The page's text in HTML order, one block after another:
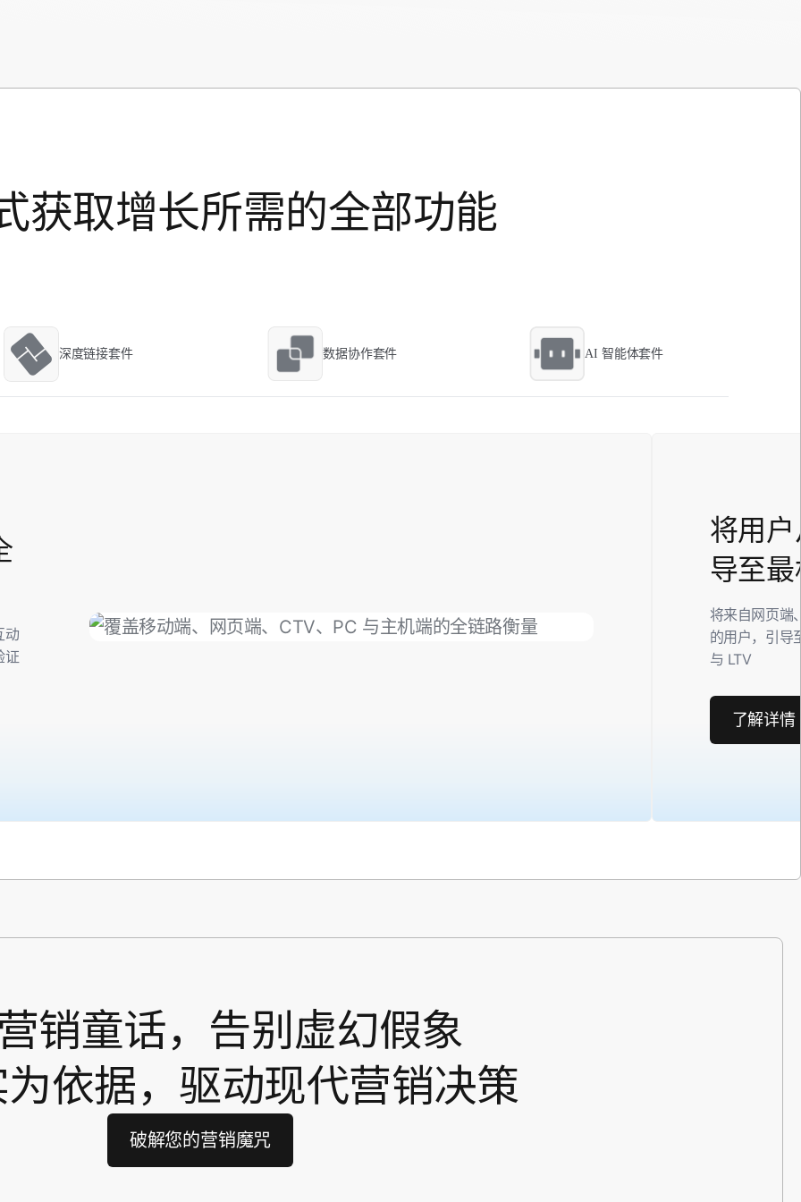
获取增长所需的全部功能
深度链接套件 数据协作套件 AI 智能体套件
动
证
将用
导至
将来自网页端
的用户，引导
与 LTV
了解详情
销童话，告别虚幻假象
依据，驱动现代营销决策
破解您的营销魔咒